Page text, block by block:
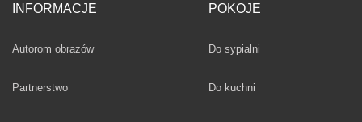
INFORMACJE
Autorom obrazów
Partnerstwo
POKOJE
Fototapety
Do sypialni
Fototapety
Do kuchni